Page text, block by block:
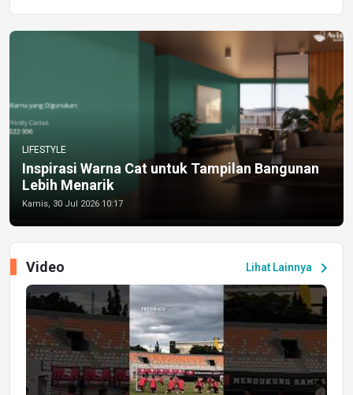
LIFESTYLE
Inspirasi Warna Cat untuk Tampilan Bangunan
Lebih Menarik
Kamis, 30 Jul 2026 10:17
Lihat Lainnya chevron_right
Video